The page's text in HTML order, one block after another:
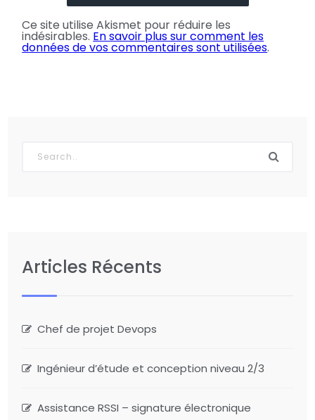
Ce site utilise Akismet pour réduire les
indésirables. En savoir plus sur comment les
données de vos commentaires sont utilisées.
Articles Récents
Chef de projet Devops
Ingénieur d’étude et conception niveau 2/3
Assistance RSSI – signature électronique